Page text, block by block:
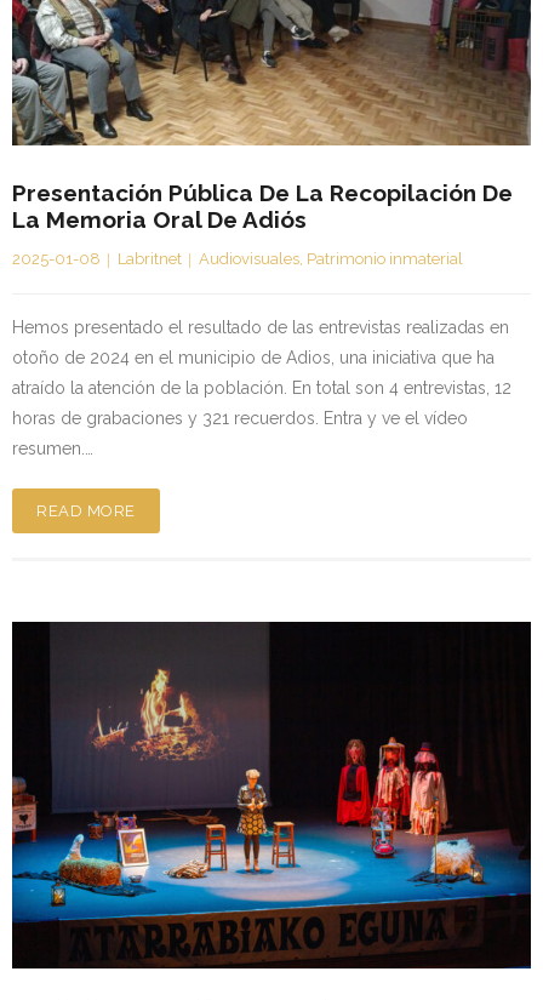
Kontaktua | Contacto
Presentación Pública De La Recopilación De
La Memoria Oral De Adiós
2025-01-08 Labritnet Audiovisuales, Patrimonio inmaterial
Hemos presentado el resultado de las entrevistas realizadas en
otoño de 2024 en el municipio de Adios, una iniciativa que ha
atraído la atención de la población. En total son 4 entrevistas, 12
horas de grabaciones y 321 recuerdos. Entra y ve el vídeo
resumen.…
READ MORE